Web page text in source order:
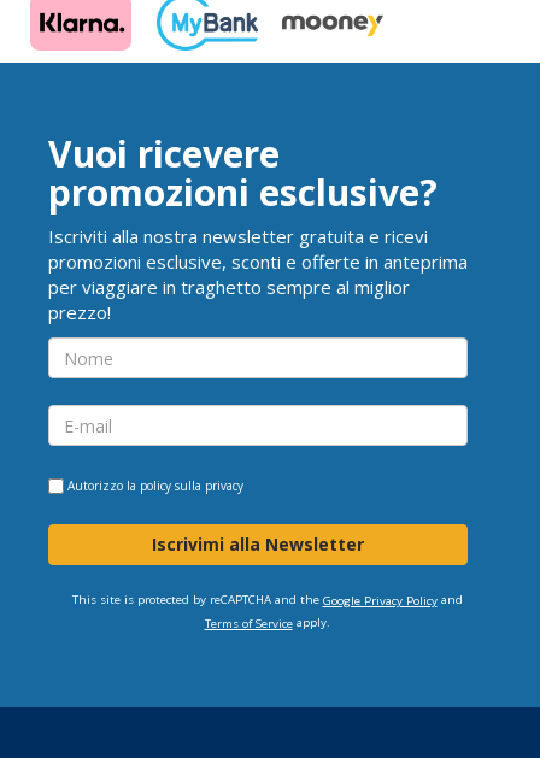
Vuoi ricevere
promozioni esclusive?
Iscriviti alla nostra newsletter gratuita e ricevi
promozioni esclusive, sconti e offerte in anteprima
per viaggiare in traghetto sempre al miglior
prezzo!
Autorizzo la policy sulla privacy
Iscrivimi alla Newsletter
This site is protected by reCAPTCHA and the Google Privacy Policyand
Terms of Serviceapply.